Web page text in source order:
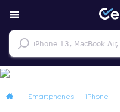
— Smartphones — iPhone —